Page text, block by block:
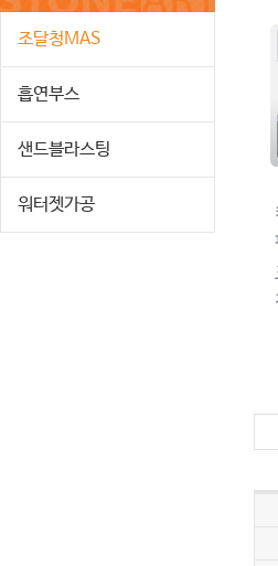
조달청MAS
흡연부스
샌드블라스팅
워터젯가공